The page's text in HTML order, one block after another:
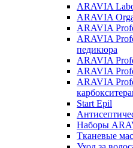
ARAVIA
ARAVIA
ARAVIA
ARAVIA
педикюра
ARAVIA
ARAVIA
ARAVIA
Start Epil
Наборы
Тканевые